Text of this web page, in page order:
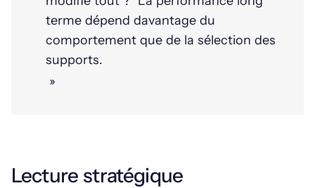
terme dépend davantage du
comportement que de la sélection des
supports.
»
Lecture stratégique